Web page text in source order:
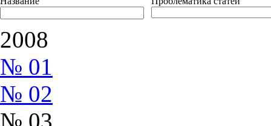
2008
№ 01
№ 02